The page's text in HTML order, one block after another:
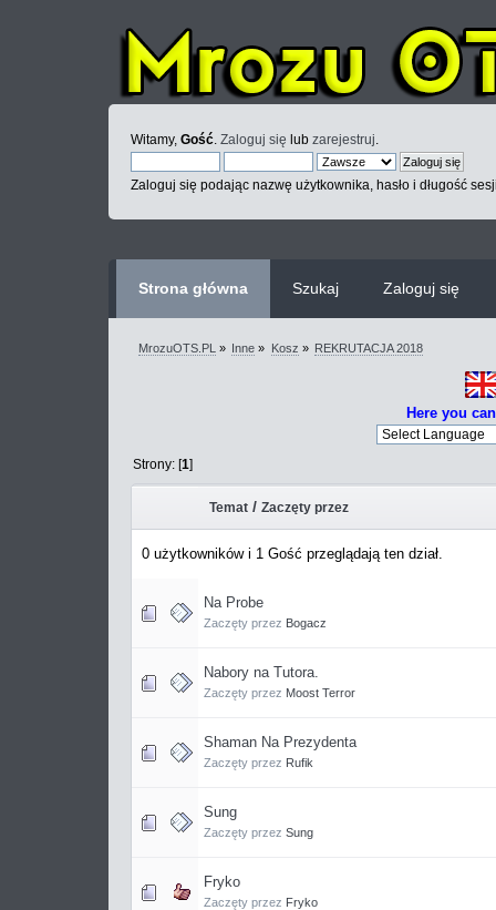
Witamy, Gość Zaloguj się lub zarejestruj
Zaloguj się podając nazwę użytkownika, hasło i długość
Strona główna Szukaj Zaloguj się
MrozuOTS.PL » Inne » Kosz » REKRUTACJA 2018
Here you
Strony: [1]
Temat/ Zaczęty przez
0 użytkowników i 1 Gość przeglądają ten dział.
Na Probe
Zaczęty przez Bogacz
Nabory na Tutora.
Zaczęty przez Moost Terror
Shaman Na Prezydenta
Zaczęty przez Rufik
Sung
Zaczęty przez Sung
Fryko
Zaczęty przez Fryko